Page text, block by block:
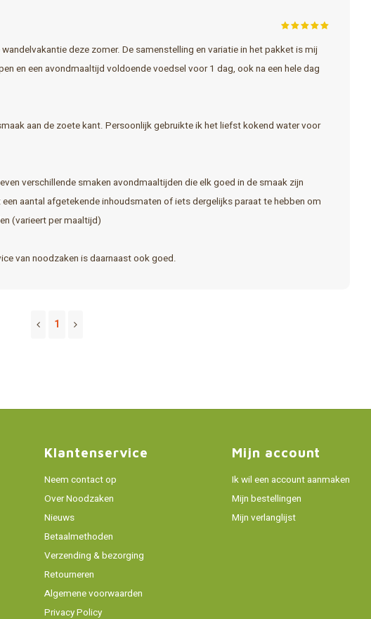
deze zomer. De samenstelling en variatie in het pakket is mij
en een avondmaaltijd voldoende voedsel voor 1 dag, ook na een hele dag
aan de zoete kant. Persoonlijk gebruikte ik het liefst kokend water voor
verschillende smaken avondmaaltijden die elk goed in de smaak zijn
aantal afgetekende inhoudsmaten of iets dergelijks paraat te hebben om
(varieert per maaltijd)
van noodzaken is daarnaast ook goed.
1
Klantenservice
Neem contact op
Over Noodzaken
Nieuws
Betaalmethoden
Verzending & bezorging
Retourneren
Algemene voorwaarden
Privacy Policy
Mijn account
Ik wil een account aanmaken
Mijn bestellingen
Mijn verlanglijst